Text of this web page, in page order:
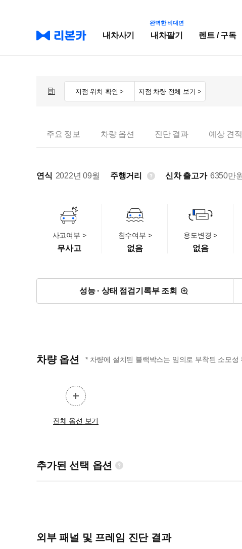
내차사기
완벽한 비대면
내차팔기 렌트 / 구독
지점 위치 확인 > 지점 차량 전체 보기 >
주요 정보 차량 옵션 진단 결과 예상 견적
연식 2022년 09월 주행거리 신차 출고가 6350만원
사고여부 >
무사고
침수여부 >
없음
용도변경 >
없음
성능 · 상태 점검기록부 조회
차량 옵션 * 차량에 설치된 블랙박스는 임의로 부착된 소모성
전체 옵션 보기
추가된 선택 옵션
외부 패널 및 프레임 진단 결과